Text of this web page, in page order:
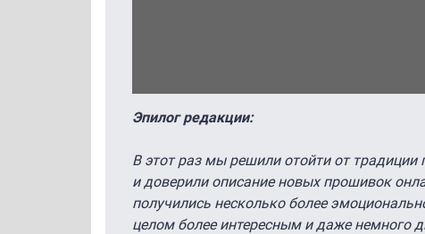
Эпилог редакции:
В этот раз мы решили отойти от традиции
и доверили описание новых прошивок
получились несколько более
целом более интересным и даже